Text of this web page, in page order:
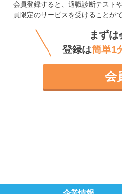
会員登録すると、 適職診断テスト
員限定のサービスを受けることがで
まずは
登録は簡単1
会